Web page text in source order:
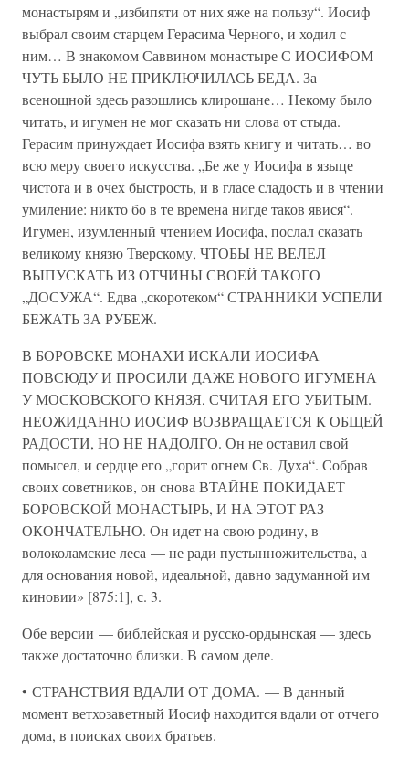
монастырям и „избипяти от них яже на пользу“. Иосиф
выбрал своим старцем Герасима Черного, и ходил с
ним… В знакомом Саввином монастыре С ИОСИФОМ
ЧУТЬ БЫЛО НЕ ПРИКЛЮЧИЛАСЬ БЕДА. За
всенощной здесь разошлись клирошане… Некому было
читать, и игумен не мог сказать ни слова от стыда.
Герасим принуждает Иосифа взять книгу и читать… во
всю меру своего искусства. „Бе же у Иосифа в языце
чистота и в очех быстрость, и в гласе сладость и в чтении
умиление: никто бо в те времена нигде таков явися“.
Игумен, изумленный чтением Иосифа, послал сказать
великому князю Тверскому, ЧТОБЫ НЕ ВЕЛЕЛ
ВЫПУСКАТЬ ИЗ ОТЧИНЫ СВОЕЙ ТАКОГО
„ДОСУЖА“. Едва „скоротеком“ СТРАННИКИ УСПЕЛИ
БЕЖАТЬ ЗА РУБЕЖ.
В БОРОВСКЕ МОНАХИ ИСКАЛИ ИОСИФА
ПОВСЮДУ И ПРОСИЛИ ДАЖЕ НОВОГО ИГУМЕНА
У МОСКОВСКОГО КНЯЗЯ, СЧИТАЯ ЕГО УБИТЫМ.
НЕОЖИДАННО ИОСИФ ВОЗВРАЩАЕТСЯ К ОБЩЕЙ
РАДОСТИ, НО НЕ НАДОЛГО. Он не оставил свой
помысел, и сердце его „горит огнем Св. Духа“. Собрав
своих советников, он снова ВТАЙНЕ ПОКИДАЕТ
БОРОВСКОЙ МОНАСТЫРЬ, И НА ЭТОТ РАЗ
ОКОНЧАТЕЛЬНО. Он идет на свою родину, в
волоколамские леса — не ради пустынножительства, а
для основания новой, идеальной, давно задуманной им
киновии» [875:1], с. 3.
Обе версии — библейская и русско-ордынская — здесь
также достаточно близки. В самом деле.
• СТРАНСТВИЯ ВДАЛИ ОТ ДОМА. — В данный
момент ветхозаветный Иосиф находится вдали от отчего
дома, в поисках своих братьев.